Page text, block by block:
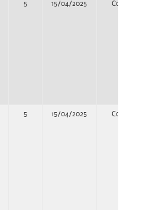
5 15/04/2025 Concurso
5 15/04/2025 Concurso